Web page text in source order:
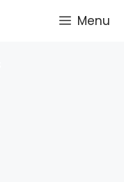
Menu